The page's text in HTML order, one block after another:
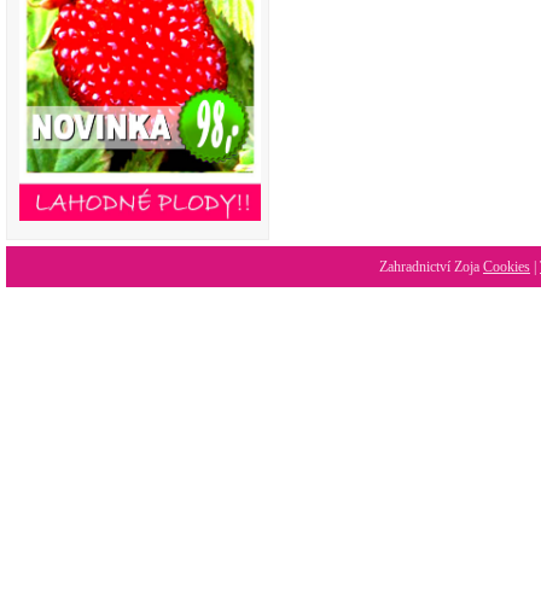
Zahradnictví Zoja Cookies